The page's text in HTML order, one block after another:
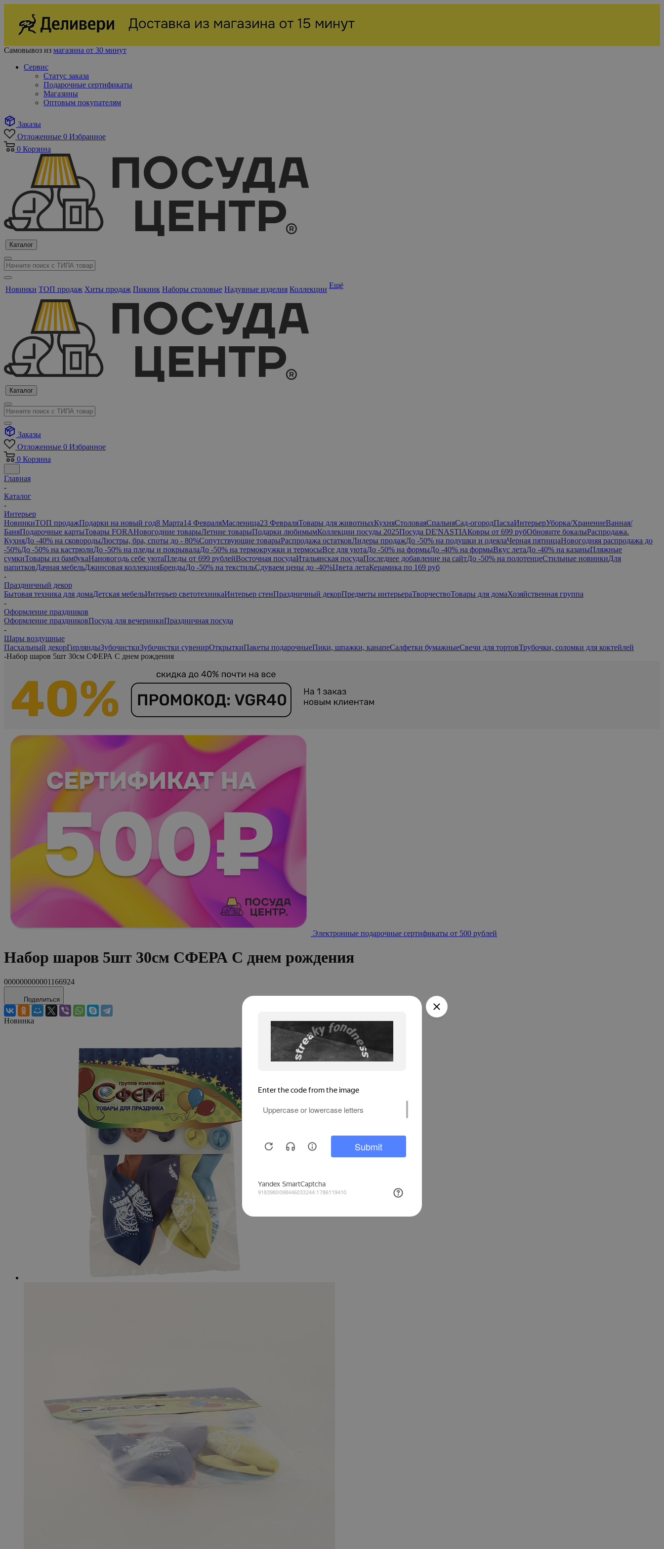
Самовывоз из магазина от 30 минут
Сервис
Статус заказа
Подарочные сертификаты
Магазины
Оптовым покупателям
Заказы
Отложенные 0 Избранное
0 Корзина
Каталог
Новинки ТОП продаж Хиты продаж Пикник Наборы столовые Надувные изделия Коллекции Ещё
Каталог
Заказы
Отложенные 0 Избранное
0 Корзина
Главная
-
Каталог
-
Интерьер
НовинкиТОП продажПодарки на новый год8 Марта14 ФевраляМасленица23 ФевраляТовары для животныхКухняСтоловаяСпальняСад-огородПасхаИнтерьерУборка/ХранениеВанная/
БаняПодарочные картыТовары FORAНовогодние товарыЛетние товарыПодарки любимымКоллекции посуды 2025Посуда DE'NASTIAКовры от 699 рубОбновите бокалыРаспродажа.
КухняДо -40% на сковородыЛюстры, бра, споты до - 80%Сопутствующие товарыРаспродажа остатковЛидеры продажДо -50% на подушки и одеялаЧерная пятницаНовогодняя распродажа до
-50%До -50% на кастрюлиДо -50% на пледы и покрывалаДо -50% на термокружки и термосыВсе для уютаДо -50% на формыДо -40% на формыВкус летаДо -40% на казаныПляжные
сумкиТовары из бамбукаНановогодь себе уютаПледы от 699 рублейВосточная посудаИтальянская посудаПоследнее добавление на сайтДо -50% на полотенцеСтильные новинкиДля
напитковДачная мебельДжинсовая коллекцияБрендыДо -50% на текстильСдуваем цены до -40%Цвета летаКерамика по 169 руб
-
Праздничный декор
Бытовая техника для домаДетская мебельИнтерьер светотехникаИнтерьер стенПраздничный декорПредметы интерьераТворчествоТовары для домаХозяйственная группа
-
Оформление праздников
Оформление праздниковПосуда для вечеринкиПраздничная посуда
-
Шары воздушные
Пасхальный декорГирляндыЗубочисткиЗубочистки сувенирОткрыткиПакеты подарочныеПики, шпажки, канапеСалфетки бумажныеСвечи для тортовТрубочки, соломки для коктейлей
-Набор шаров 5шт 30см СФЕРА С днем рождения
Электронные подарочные сертификаты от 500 рублей
Набор шаров 5шт 30см СФЕРА С днем рождения
000000000001166924
Поделиться
Новинка